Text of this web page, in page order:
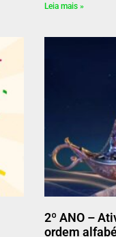
Leia mais »
2º ANO –
ordem